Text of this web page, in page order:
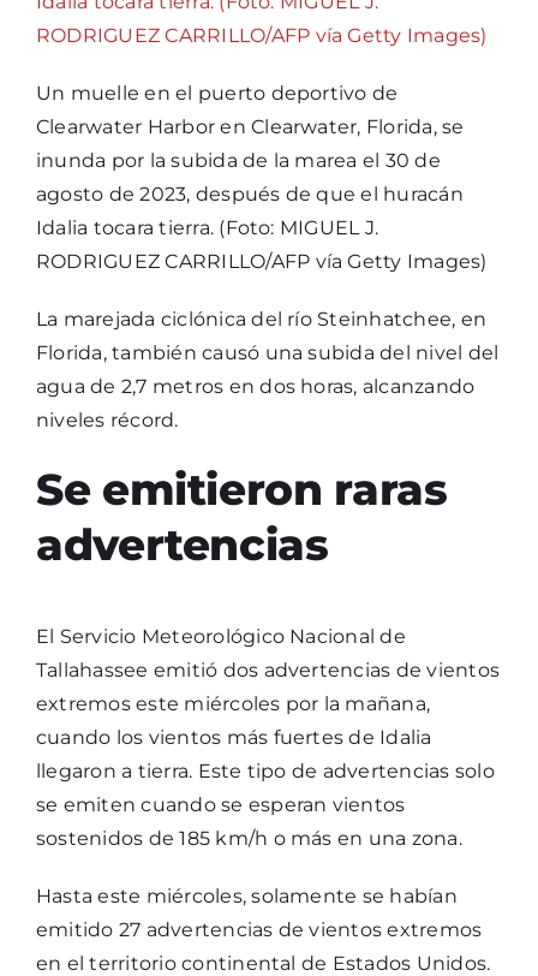
Un muelle en el puerto deportivo de
Clearwater Harbor en Clearwater, Florida, se
inunda por la subida de la marea el 30 de
agosto de 2023, después de que el huracán
Idalia tocara tierra. (Foto: MIGUEL J.
RODRIGUEZ CARRILLO/AFP vía Getty Images)
La marejada ciclónica del río Steinhatchee, en
Florida, también causó una subida del nivel del
agua de 2,7 metros en dos horas, alcanzando
niveles récord.
Se emitieron raras
advertencias
El Servicio Meteorológico Nacional de
Tallahassee emitió dos advertencias de vientos
extremos este miércoles por la mañana,
cuando los vientos más fuertes de Idalia
llegaron a tierra. Este tipo de advertencias solo
se emiten cuando se esperan vientos
sostenidos de 185 km/h o más en una zona.
Hasta este miércoles, solamente se habían
emitido 27 advertencias de vientos extremos
en el territorio continental de Estados Unidos.